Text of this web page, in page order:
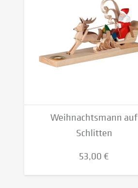
Weihnachtsmann auf
Schlitten
53,00 €